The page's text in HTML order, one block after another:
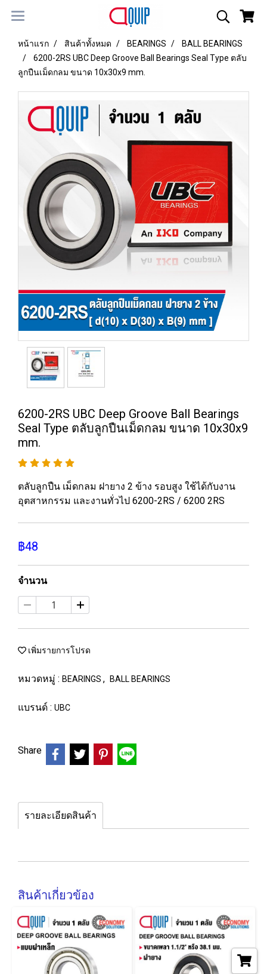
หน้าแรก สินค้าทั้งหมด BEARINGS
BALL BEARINGS
6200-2RS UBC Deep Groove Ball Bearings Seal Type ตลับ
ลูกปืนเม็ดกลม ขนาด 10x30x9 mm.
6200-2RS UBC Deep Groove Ball Bearings
Seal Type ตลับลูกปืนเม็ดกลม ขนาด 10x30x9
mm.
ตลับลูกปืน เม็ดกลม ฝายาง 2 ข้าง รอบสูง ใช้ได้กับงาน
อุตสาหกรรม และงานทั่วไป 6200-2RS / 6200 2RS
฿48
จำนวน
เพิ่มรายการโปรด
หมวดหมู่ : BEARINGS , BALL BEARINGS
แบรนด์ : UBC
Share
รายละเอียดสินค้า
สินค้าเกี่ยวข้อง